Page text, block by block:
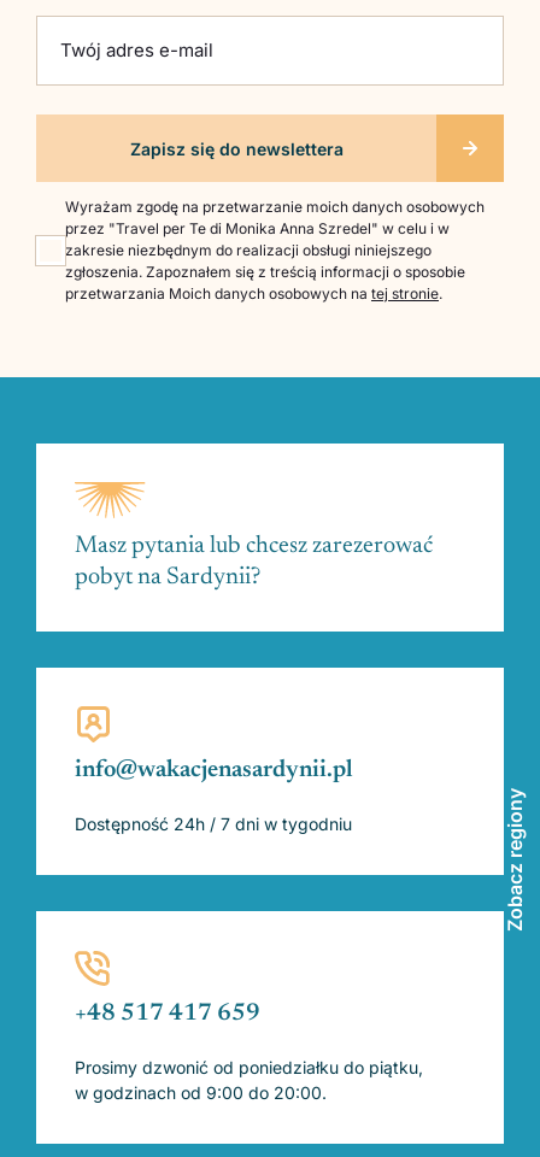
Twój adres e-mail
Wyrażam zgodę na przetwarzanie moich danych osobowych
przez "Travel per Te di Monika Anna Szredel" w celu i w
zakresie niezbędnym do realizacji obsługi niniejszego
zgłoszenia. Zapoznałem się z treścią informacji o sposobie
przetwarzania Moich danych osobowych na tej stronie.
Masz pytania lub chcesz zarezerować
pobyt na Sardynii?
info@wakacjenasardynii.pl
Dostępność 24h / 7 dni w tygodniu
+48 517 417 659
Prosimy dzwonić od poniedziałku do piątku,
w godzinach od 9:00 do 20:00.
Zobacz regiony